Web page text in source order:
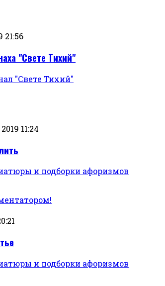
"Свете Тихий"
"Свете Тихий"
11:24
и подборки афоризмов
и подборки афоризмов